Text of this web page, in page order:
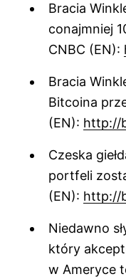
Bracia
conajmniej
CNBC (EN):
Bracia
Bitcoina
(EN): http://
Czeska
portfeli
(EN): http://
Niedawno
który
w Ameryce